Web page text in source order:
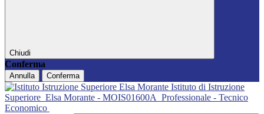
Chiudi
Conferma
Annulla Conferma
Istituto di Istruzione
Superiore Elsa Morante - MOIS01600A Professionale - Tecnico
Economico